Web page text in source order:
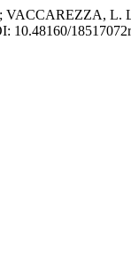
L. La
10.48160/